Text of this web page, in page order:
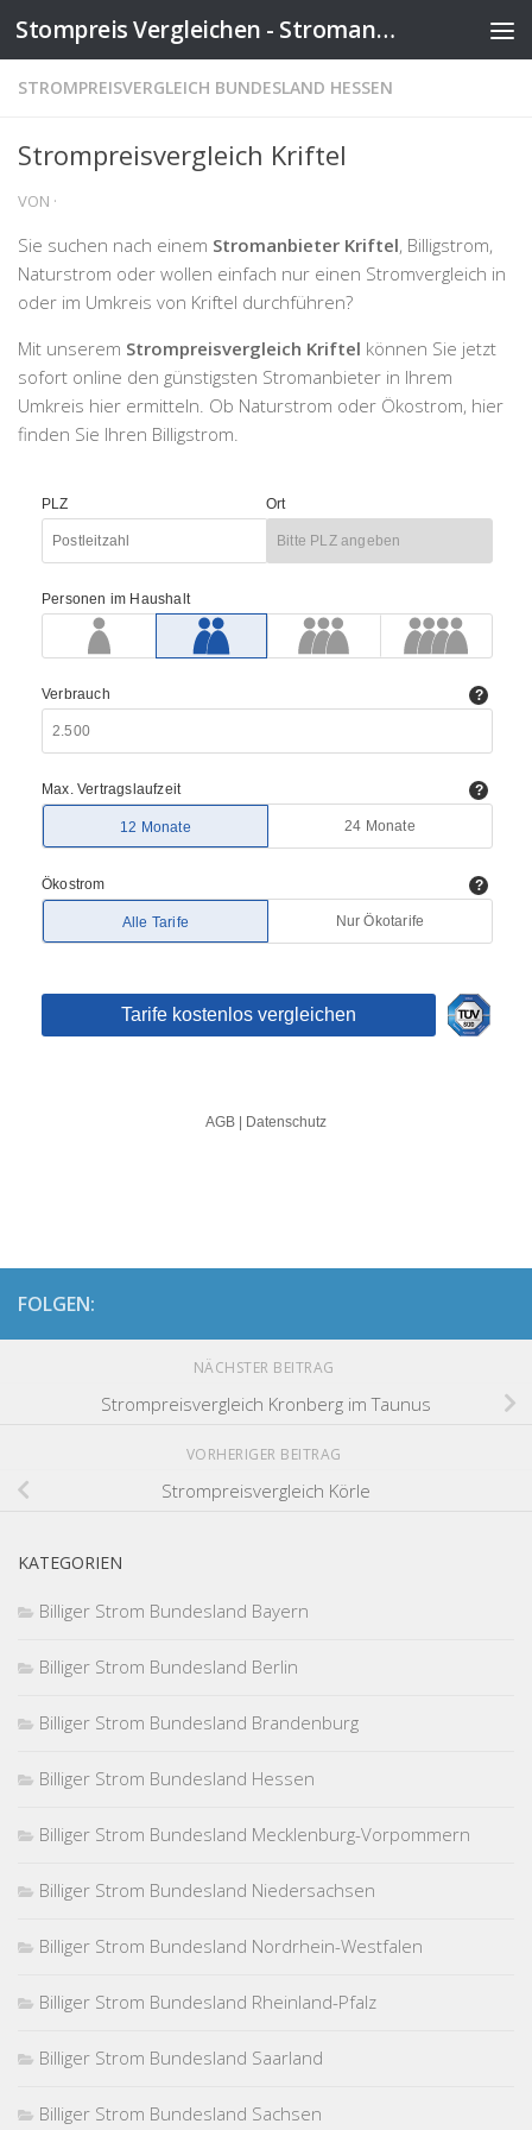
Zum Inhalt springen Stompreis Vergleichen - Stromanbieter wechseln
STROMPREISVERGLEICH BUNDESLAND HESSEN
Strompreisvergleich Kriftel
VON ·
Sie suchen nach einem Stromanbieter Kriftel, Billigstrom,
Naturstrom oder wollen einfach nur einen Stromvergleich in
oder im Umkreis von Kriftel durchführen?
Mit unserem Strompreisvergleich Kriftel können Sie jetzt
sofort online den günstigsten Stromanbieter in Ihrem
Umkreis hier ermitteln. Ob Naturstrom oder Ökostrom, hier
finden Sie Ihren Billigstrom.
FOLGEN:
NÄCHSTER BEITRAG
Strompreisvergleich Kronberg im Taunus
VORHERIGER BEITRAG
Strompreisvergleich Körle
KATEGORIEN
Billiger Strom Bundesland Bayern
Billiger Strom Bundesland Berlin
Billiger Strom Bundesland Brandenburg
Billiger Strom Bundesland Hessen
Billiger Strom Bundesland Mecklenburg-Vorpommern
Billiger Strom Bundesland Niedersachsen
Billiger Strom Bundesland Nordrhein-Westfalen
Billiger Strom Bundesland Rheinland-Pfalz
Billiger Strom Bundesland Saarland
Billiger Strom Bundesland Sachsen